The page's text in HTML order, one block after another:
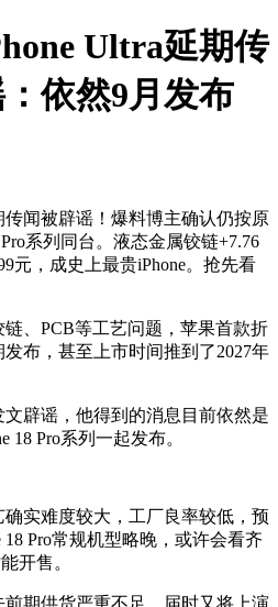
Ultra延期传
依然9月发布
传闻被辟谣！爆料博主确认仍按原
系列同台。液态金属铰链+7.76
元，成史上最贵iPhone。抢先看
、PCB等工艺问题，苹果首款折
发布，甚至上市时间推到了2027年
辟谣，他得到的消息目前依然是
18 Pro系列一起发布。
实难度较大，工厂良率较低，预
Pro常规机型略晚，或许会看齐
开售。
期供货严重不足，届时又将上演